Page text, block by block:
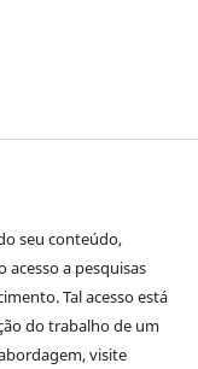
seu conteúdo,
a pesquisas
Tal acesso está
do trabalho de um
visite